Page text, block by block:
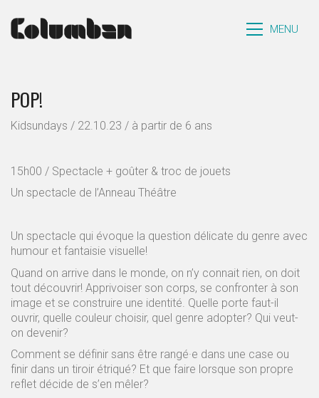
MENU
POP!
Kidsundays / 22.10.23 / à partir de 6 ans
15h00 / Spectacle + goûter & troc de jouets
Un spectacle de l’Anneau Théâtre
Un spectacle qui évoque la question délicate du genre avec
humour et fantaisie visuelle!
Quand on arrive dans le monde, on n’y connait rien, on doit
tout découvrir! Apprivoiser son corps, se confronter à son
image et se construire une identité. Quelle porte faut-il
ouvrir, quelle couleur choisir, quel genre adopter? Qui veut-
on devenir?
Comment se définir sans être rangé·e dans une case ou
finir dans un tiroir étriqué? Et que faire lorsque son propre
reflet décide de s’en mêler?